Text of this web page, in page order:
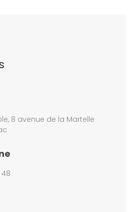
8 avenue de la Martelle